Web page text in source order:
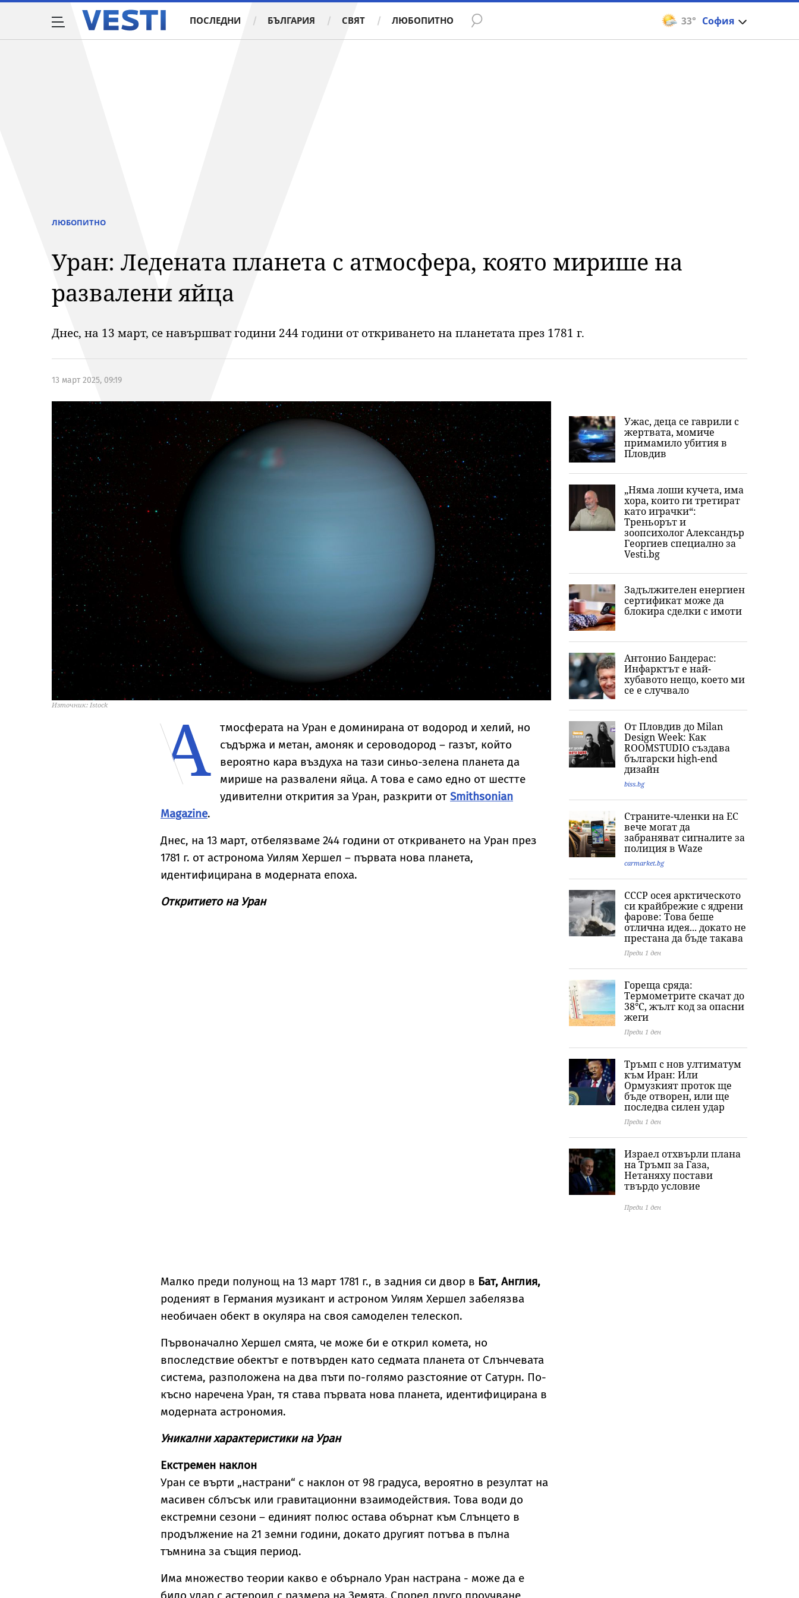
33° София
ПОСЛЕДНИ БЪЛГАРИЯ СВЯТ ЛЮБОПИТНО
ЛЮБОПИТНО
Уран: Ледената планета с атмосфера, която мирише на
развалени яйца
Днес, на 13 март, се навършват години 244 години от откриването на планетата през 1781 г.
13 март 2025, 09:19
Източник: Istock А
тмосферата на Уран е доминирана от водород и хелий, но
съдържа и метан, амоняк и сероводород – газът, който
вероятно кара въздуха на тази синьо-зелена планета да
мирише на развалени яйца. А това е само едно от шестте
удивителни открития за Уран, разкрити от Smithsonian
Magazine.
Днес, на 13 март, отбелязваме 244 години от откриването на Уран през
1781 г. от астронома Уилям Хершел – първата нова планета,
идентифицирана в модерната епоха.
Откритието на Уран
Малко преди полунощ на 13 март 1781 г., в задния си двор в Бат, Англия,
роденият в Германия музикант и астроном Уилям Хершел забелязва
необичаен обект в окуляра на своя самоделен телескоп.
Първоначално Хершел смята, че може би е открил комета, но
впоследствие обектът е потвърден като седмата планета от Слънчевата
система, разположена на два пъти по-голямо разстояние от Сатурн. По-
късно наречена Уран, тя става първата нова планета, идентифицирана в
модерната астрономия.
Уникални характеристики на Уран
Екстремен наклон
Уран се върти „настрани“ с наклон от 98 градуса, вероятно в резултат на
масивен сблъсък или гравитационни взаимодействия. Това води до
екстремни сезони – единият полюс остава обърнат към Слънцето в
продължение на 21 земни години, докато другият потъва в пълна
тъмнина за същия период.
Има множество теории какво е обърнало Уран настрана - може да е
Ужас, деца се гаврили с
жертвата, момиче
примамило убития в
Пловдив
„Няма лоши кучета, има
хора, които ги третират
като играчки“:
Треньорът и
зоопсихолог Александър
Георгиев специално за
Vesti.bg
Задължителен енергиен
сертификат може да
блокира сделки с имоти
Антонио Бандерас:
Инфарктът е най-
хубавото нещо, което ми
се е случвало
От Пловдив до Milan
Design Week: Как
ROOMSTUDIO създава
български high-end
дизайн
biss.bg
Страните-членки на ЕС
вече могат да
забраняват сигналите за
полиция в Waze
carmarket.bg
СССР осея арктическото
си крайбрежие с ядрени
фарове: Това беше
отлична идея... докато не
престана да бъде такава
Преди 1 ден
Гореща сряда:
Термометрите скачат до
38°C, жълт код за опасни
жеги
Преди 1 ден
Тръмп с нов ултиматум
към Иран: Или
Ормузкият проток ще
бъде отворен, или ще
последва силен удар
Преди 1 ден
Израел отхвърли плана
на Тръмп за Газа,
Нетаняху постави
твърдо условие
Преди 1 ден